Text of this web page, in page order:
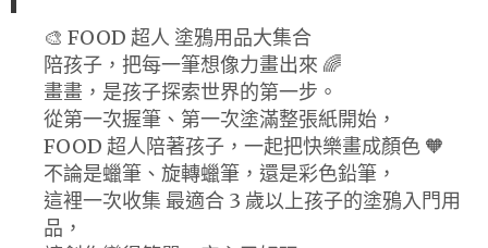
🎨 FOOD 超人 塗鴉用品大集合
陪孩子，把每一筆想像力畫出來 🌈
畫畫，是孩子探索世界的第一步。
從第一次握筆、第一次塗滿整張紙開始，
FOOD 超人陪著孩子，一起把快樂畫成顏色 🧡
不論是蠟筆、旋轉蠟筆，還是彩色鉛筆，
這裡一次收集 最適合 3 歲以上孩子的塗鴉入門用
品，